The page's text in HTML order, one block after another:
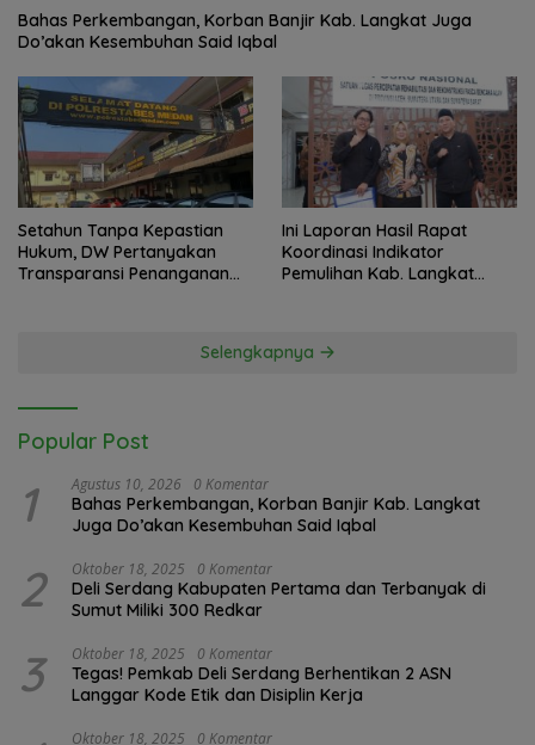
Bahas Perkembangan, Korban Banjir Kab. Langkat Juga
Do’akan Kesembuhan Said Iqbal
Setahun Tanpa Kepastian
Hukum, DW Pertanyakan
Transparansi Penanganan
Ini Laporan Hasil Rapat
Koordinasi Indikator
Pemulihan Kab. Langkat
Selengkapnya
Popular Post
1 Agustus 10, 2026 0 Komentar
Bahas Perkembangan, Korban Banjir Kab. Langkat
Juga Do’akan Kesembuhan Said Iqbal
2 Oktober 18, 2025 0 Komentar
Deli Serdang Kabupaten Pertama dan Terbanyak di
Sumut Miliki 300 Redkar
3 Oktober 18, 2025 0 Komentar
Tegas! Pemkab Deli Serdang Berhentikan 2 ASN
Langgar Kode Etik dan Disiplin Kerja
Oktober 18, 2025 0 Komentar